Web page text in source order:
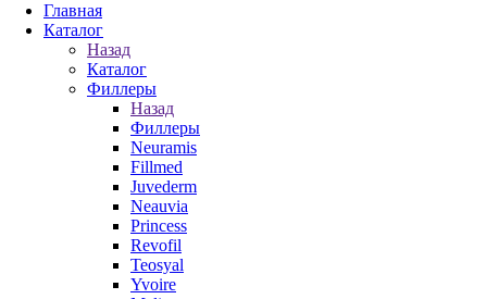
Главная
Каталог
Назад
Каталог
Филлеры
Назад
Филлеры
Neuramis
Fillmed
Juvederm
Neauvia
Princess
Revofil
Teosyal
Yvoire